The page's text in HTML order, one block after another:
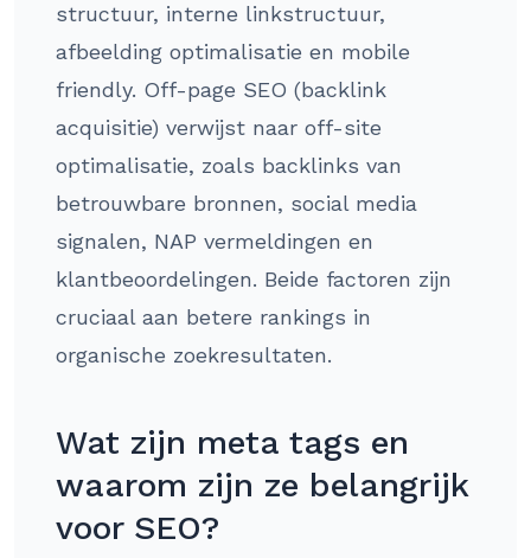
structuur, interne linkstructuur,
afbeelding optimalisatie en mobile
friendly. Off-page SEO (backlink
acquisitie) verwijst naar off-site
optimalisatie, zoals backlinks van
betrouwbare bronnen, social media
signalen, NAP vermeldingen en
klantbeoordelingen. Beide factoren zijn
cruciaal aan betere rankings in
organische zoekresultaten.
Wat zijn meta tags en
waarom zijn ze belangrijk
voor SEO?